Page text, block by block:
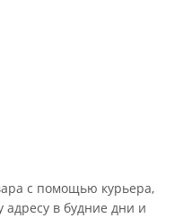
с помощью курьера,
адресу в будние дни и